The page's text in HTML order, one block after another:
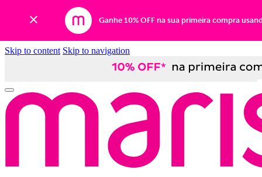
Ganhe 10% OFF na sua primeira compra
Skip to content Skip to navigation